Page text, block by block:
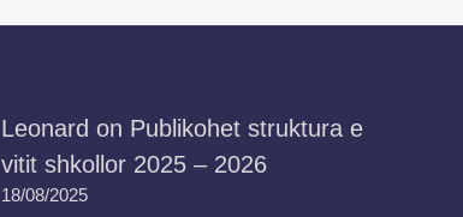
Leonard on Publikohet struktura e
vitit shkollor 2025 – 2026
18/08/2025